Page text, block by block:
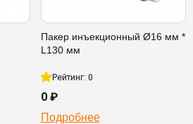
Пакер инъекционный Ø16 мм *
L130 мм
Рейтинг: 0
0 ₽
Подробнее